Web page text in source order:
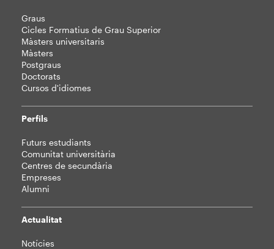
Mapa
web
Graus
Cicles Formatius de Grau Superior
Màsters universitaris
Màsters
Postgraus
Doctorats
Cursos d'idiomes
Perfils
Futurs estudiants
Comunitat universitària
Centres de secundària
Empreses
Alumni
Actualitat
Notícies